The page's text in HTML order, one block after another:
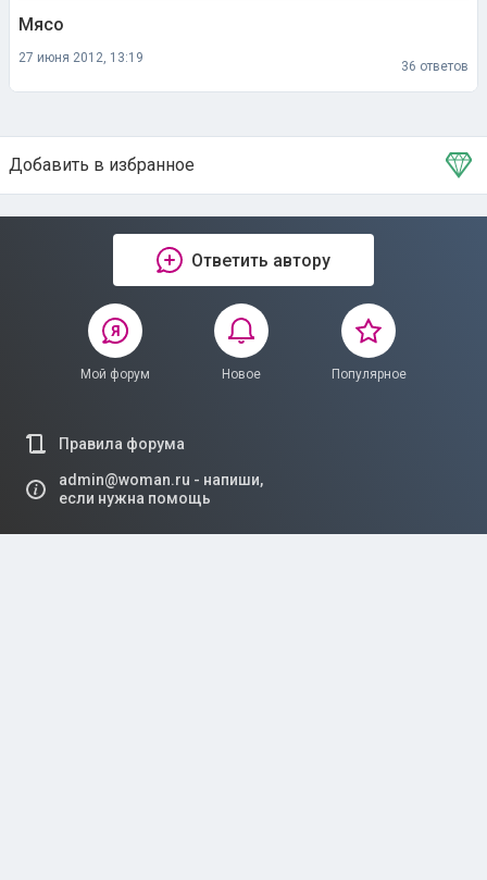
Мясо
27 июня 2012, 13:19
36 ответов
Добавить в избранное
Тема в избранном
Ответить автору
Мой форум Новое Популярное
Правила форума
admin@woman.ru - напиши,
если нужна помощь